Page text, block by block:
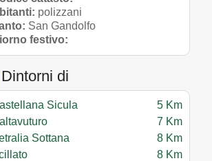
polizzani
San Gandolfo
festivo:
Dintorni di
Sicula
5 Km
7 Km
Sottana
8 Km
8 Km